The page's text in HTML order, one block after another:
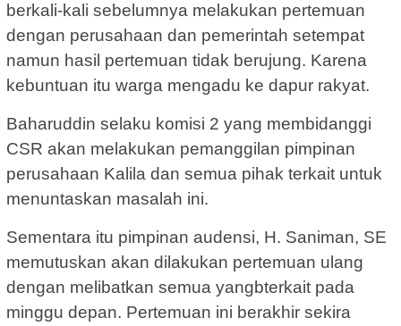
berkali-kali sebelumnya melakukan pertemuan
dengan perusahaan dan pemerintah setempat
namun hasil pertemuan tidak berujung. Karena
kebuntuan itu warga mengadu ke dapur rakyat.
Baharuddin selaku komisi 2 yang membidanggi
CSR akan melakukan pemanggilan pimpinan
perusahaan Kalila dan semua pihak terkait untuk
menuntaskan masalah ini.
Sementara itu pimpinan audensi, H. Saniman, SE
memutuskan akan dilakukan pertemuan ulang
dengan melibatkan semua yangbterkait pada
minggu depan. Pertemuan ini berakhir sekira